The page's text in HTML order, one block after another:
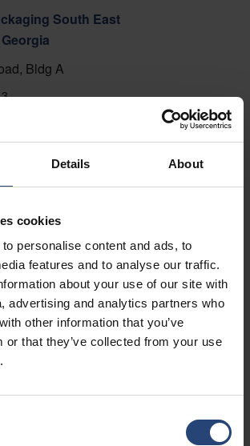
Details About
cookies
personalise content and ads, to
features and to analyse our traffic.
about your use of our site with
advertising and analytics partners who
other information that you’ve
or that they’ve collected from your use
South East
Bldg A